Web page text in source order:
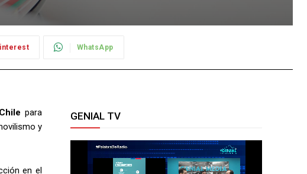
WhatsApp
para
y
en el
GENIAL TV